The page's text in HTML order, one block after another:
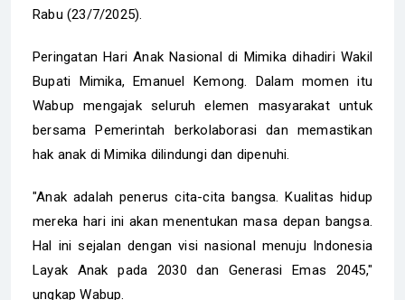
Rabu (23/7/2025).
Peringatan Hari Anak Nasional di Mimika dihadiri Wakil
Bupati Mimika, Emanuel Kemong. Dalam momen itu
Wabup mengajak seluruh elemen masyarakat untuk
bersama Pemerintah berkolaborasi dan memastikan
hak anak di Mimika dilindungi dan dipenuhi.
"Anak adalah penerus cita-cita bangsa. Kualitas hidup
mereka hari ini akan menentukan masa depan bangsa.
Hal ini sejalan dengan visi nasional menuju Indonesia
Layak Anak pada 2030 dan Generasi Emas 2045,"
ungkap Wabup.